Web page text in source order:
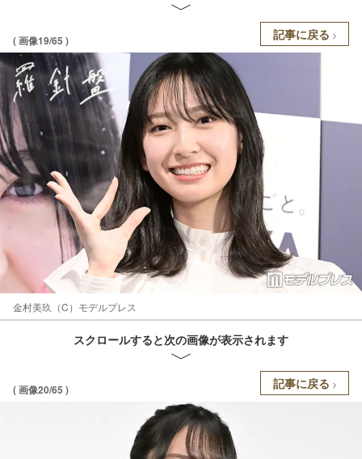
( 画像19/65 ) 記事に戻る
金村美玖（C）モデルプレス
スクロールすると次の画像が表示されます
( 画像20/65 ) 記事に戻る